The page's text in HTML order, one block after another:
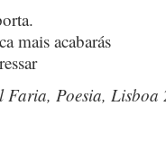
mais acabarás
Faria, Poesia, Lisboa